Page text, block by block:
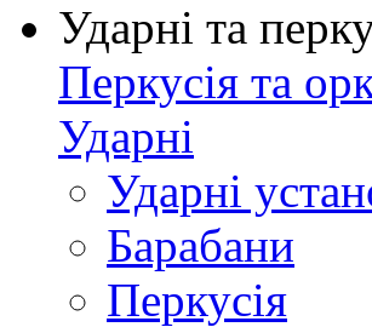
Ударні та
Перкусія та
Ударні
Ударні
Барабани
Перкусія